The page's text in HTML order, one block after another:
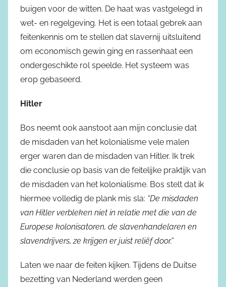
buigen voor de witten. De haat was vastgelegd in
wet- en regelgeving. Het is een totaal gebrek aan
feitenkennis om te stellen dat slavernij uitsluitend
om economisch gewin ging en rassenhaat een
ondergeschikte rol speelde. Het systeem was
erop gebaseerd.
Hitler
Bos neemt ook aanstoot aan mijn conclusie dat
de misdaden van het kolonialisme vele malen
erger waren dan de misdaden van Hitler. Ik trek
die conclusie op basis van de feitelijke praktijk van
de misdaden van het kolonialisme. Bos stelt dat ik
hiermee volledig de plank mis sla: “De misdaden
van Hitler verbleken niet in relatie met die van de
Europese kolonisatoren, de slavenhandelaren en
slavendrijvers, ze krijgen er juist reliëf door.”
Laten we naar de feiten kijken. Tijdens de Duitse
bezetting van Nederland werden geen